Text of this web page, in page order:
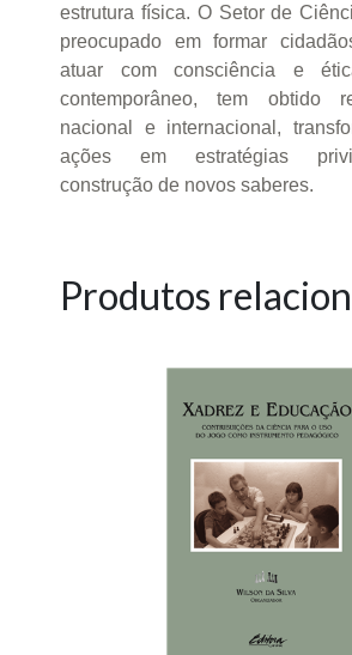
estrutura física. O Setor de
preocupado em formar
atuar com consciência e
contemporâneo, tem obtido
nacional e internacional,
ações em estratégias
construção de novos saberes.
Produtos